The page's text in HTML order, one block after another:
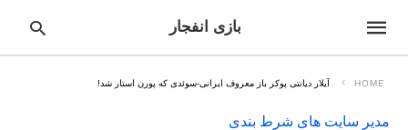
بازی انفجار
HOME آیلار دیانتی پوکر باز معروف ایرانی-سوئدی که پورن استار شد!
مدیر سایت های شرط بندی